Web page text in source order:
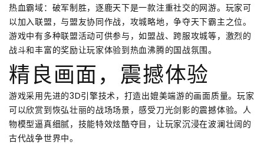
热血霸域：破军制胜，逐鹿天下是一款注重社交的网游。玩家可
以加入联盟，与盟友协同作战，攻城略地，争夺天下霸主之位。
游戏中有多种联盟活动可供参与，如盟战、跨服攻城等，激烈的
战斗和丰富的奖励让玩家体验到热血沸腾的国战氛围。
精良画面，震撼体验
游戏采用先进的3D引擎技术，打造出媲美端游的画面质量。玩家
可以欣赏到恢弘壮丽的战场场景，感受刀光剑影的震撼体验。人
物模型逼真细腻，技能特效炫酷夺目，让玩家沉浸在波澜壮阔的
古代战争世界中。